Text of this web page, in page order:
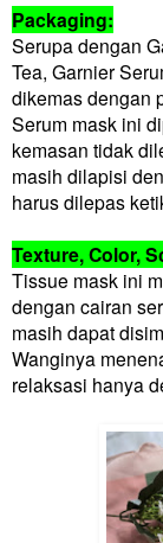
Packaging:
Serupa dengan
Tea, Garnier
dikemas dengan
Serum mask ini
kemasan tidak
masih dilapisi
harus dilepas
Texture, Color,
Tissue mask ini
dengan cairan
masih dapat
Wanginya
relaksasi hanya